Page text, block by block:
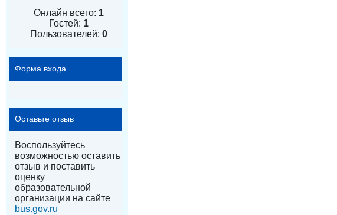
Онлайн всего: 1
Гостей: 1
Пользователей: 0
Форма входа
Оставьте отзыв
Воспользуйтесь
возможностью оставить
отзыв и поставить
оценку
образовательной
организации на сайте
bus.gov.ru